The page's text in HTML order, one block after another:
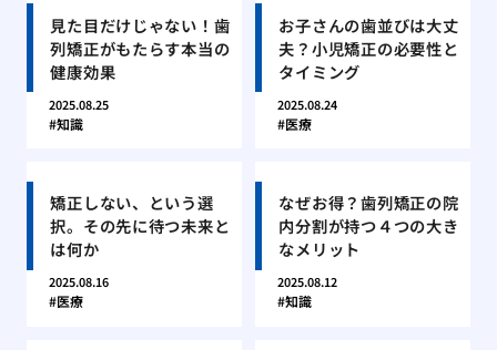
見た目だけじゃない！歯
列矯正がもたらす本当の
健康効果
2025.08.25
知識
お子さんの歯並びは大丈
夫？小児矯正の必要性と
タイミング
2025.08.24
医療
矯正しない、という選
択。その先に待つ未来と
は何か
2025.08.16
医療
なぜお得？歯列矯正の院
内分割が持つ４つの大き
なメリット
2025.08.12
知識